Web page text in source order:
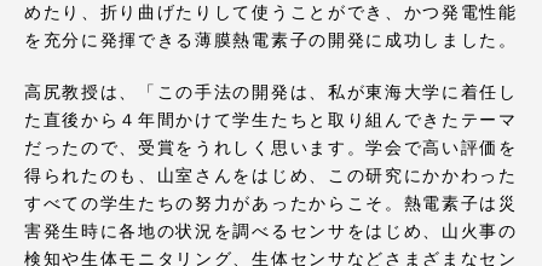
めたり、折り曲げたりして使うことができ、かつ発電性能
を充分に発揮できる薄膜熱電素子の開発に成功しました。
高尻教授は、「この手法の開発は、私が東海大学に着任し
た直後から４年間かけて学生たちと取り組んできたテーマ
だったので、受賞をうれしく思います。学会で高い評価を
得られたのも、山室さんをはじめ、この研究にかかわった
すべての学生たちの努力があったからこそ。熱電素子は災
害発生時に各地の状況を調べるセンサをはじめ、山火事の
検知や生体モニタリング、生体センサなどさまざまなセン
伊勢原キャンパス 静岡キャンパス
臨空キャンパス
札幌キャンパス